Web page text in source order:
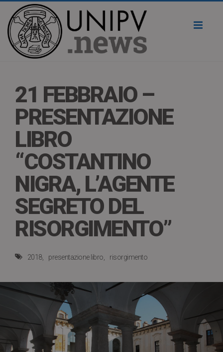
21 FEBBRAIO –
PRESENTAZIONE
LIBRO
“COSTANTINO
NIGRA, L’AGENTE
SEGRETO DEL
RISORGIMENTO”
2018 presentazione libro risorgimento